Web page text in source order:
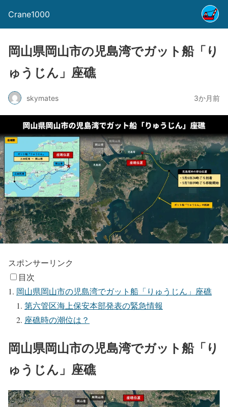
Crane1000
岡山県岡山市の児島湾でガット船「り
ゅうじん」座礁
skymates 3か月前
スポンサーリンク
目次
岡山県岡山市の児島湾でガット船「りゅうじん」座礁
第六管区海上保安本部発表の緊急情報
座礁時の潮位は？
岡山県岡山市の児島湾でガット船「り
ゅうじん」座礁